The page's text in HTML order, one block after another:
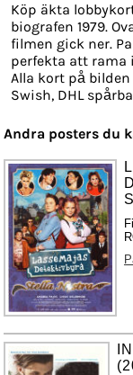
Köp äkta
biografen 1979.
filmen gick ner.
perfekta att rama
Alla kort på
Swish, DHL
Andra posters du